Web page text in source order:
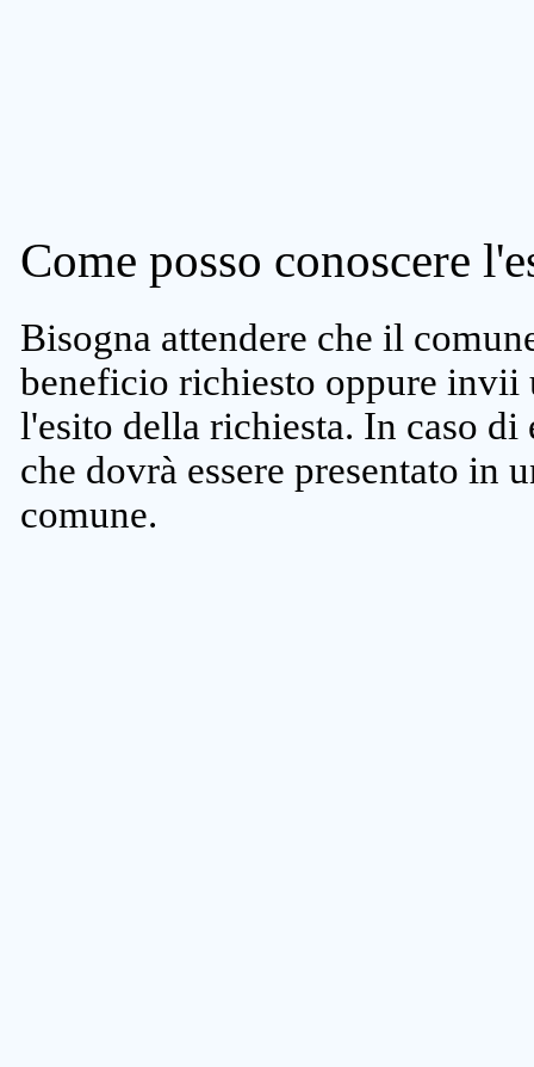
Come posso conoscere
Bisogna attendere che il
beneficio richiesto oppure invii
l'esito della richiesta. In caso
che dovrà essere presentato in
comune.